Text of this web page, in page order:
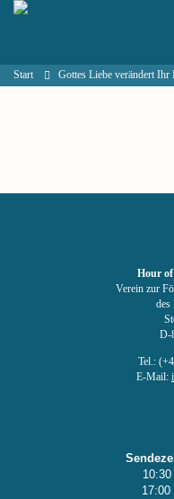
Start Gottes Liebe verändert Ihr
Hour of
Verein zur
des
D-
Tel.:
E-Mail: